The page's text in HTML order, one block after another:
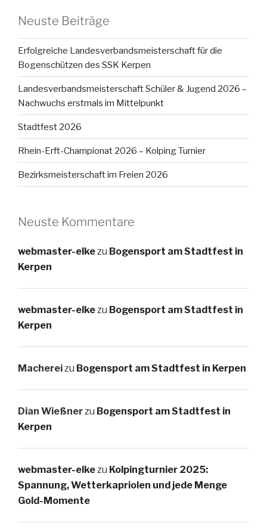
Neuste Beiträge
Erfolgreiche Landesverbandsmeisterschaft für die
Bogenschützen des SSK Kerpen
Landesverbandsmeisterschaft Schüler & Jugend 2026 –
Nachwuchs erstmals im Mittelpunkt
Stadtfest 2026
Rhein-Erft-Championat 2026 – Kolping Turnier
Bezirksmeisterschaft im Freien 2026
Neuste Kommentare
webmaster-elkezu Bogensport am Stadtfest in
Kerpen
webmaster-elkezu Bogensport am Stadtfest in
Kerpen
Machereizu Bogensport am Stadtfest in Kerpen
Dian Wießnerzu Bogensport am Stadtfest in
Kerpen
webmaster-elkezu Kolpingturnier 2025:
Spannung, Wetterkapriolen und jede Menge
Gold-Momente